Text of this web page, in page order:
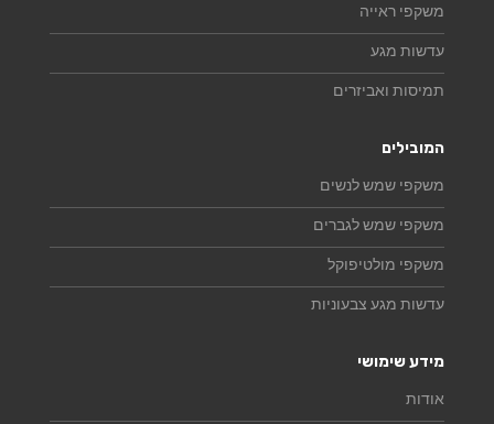
משקפי ראייה
עדשות מגע
תמיסות ואביזרים
המובילים
משקפי שמש לנשים
משקפי שמש לגברים
משקפי מולטיפוקל
עדשות מגע צבעוניות
מידע שימושי
אודות